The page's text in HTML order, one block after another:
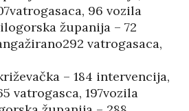
96 vozila
županija – 72
vatrogasaca,
– 184 intervencija,
vatrogasca, 197vozila